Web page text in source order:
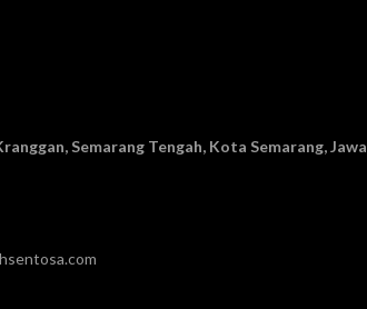
Semarang Tengah, Kota Semarang, Jawa